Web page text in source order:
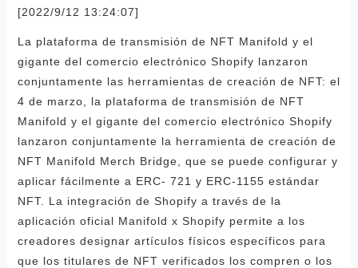
[2022/9/12 13:24:07]
La plataforma de transmisión de NFT Manifold y el
gigante del comercio electrónico Shopify lanzaron
conjuntamente las herramientas de creación de NFT: el
4 de marzo, la plataforma de transmisión de NFT
Manifold y el gigante del comercio electrónico Shopify
lanzaron conjuntamente la herramienta de creación de
NFT Manifold Merch Bridge, que se puede configurar y
aplicar fácilmente a ERC- 721 y ERC-1155 estándar
NFT. La integración de Shopify a través de la
aplicación oficial Manifold x Shopify permite a los
creadores designar artículos físicos específicos para
que los titulares de NFT verificados los compren o los